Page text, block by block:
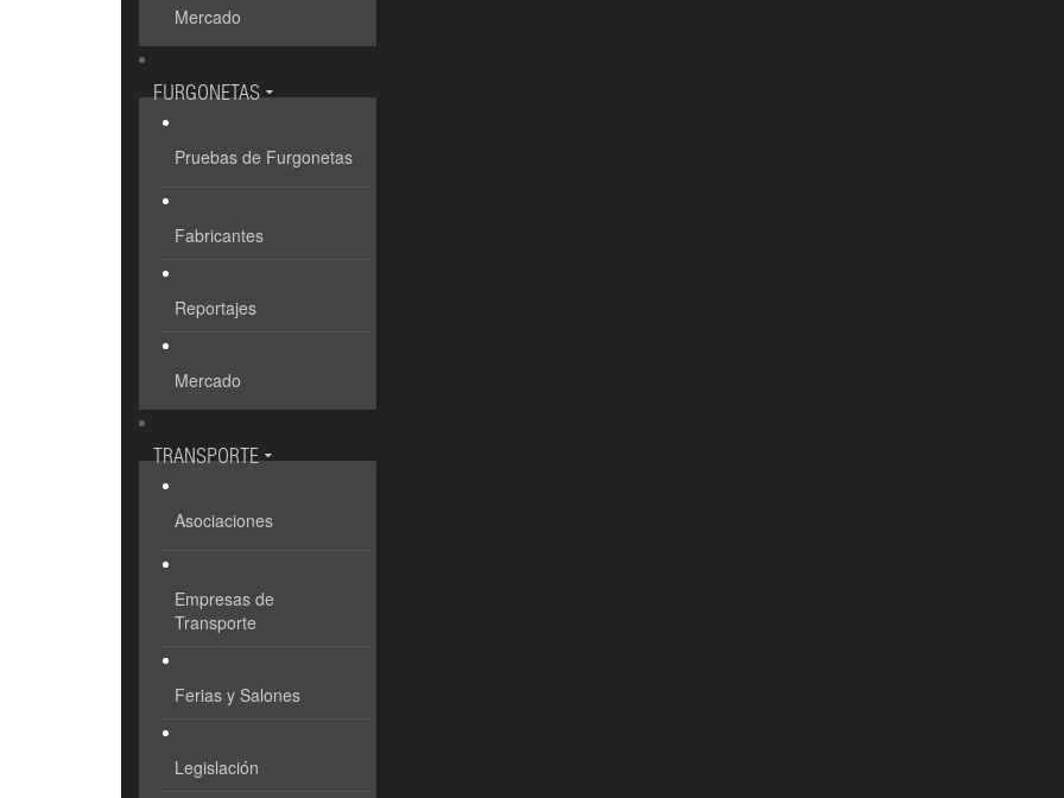
Mercado
FURGONETAS
Pruebas de Furgonetas
Fabricantes
Reportajes
Mercado
TRANSPORTE
Asociaciones
Empresas de
Transporte
Ferias y Salones
Legislación